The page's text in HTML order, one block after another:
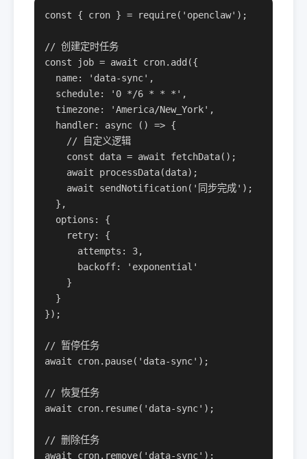
const { cron } = require('openclaw');
// 创建定时任务
const job = await cron.add({
  name: 'data-sync',
  schedule: '0 */6 * * *',
  timezone: 'America/New_York',
  handler: async () => {
    // 自定义逻辑
    const data = await fetchData();
    await processData(data);
    await sendNotification('同步完成');
  },
  options: {
    retry: {
      attempts: 3,
      backoff: 'exponential'
    }
  }
});
// 暂停任务
await cron.pause('data-sync');
// 恢复任务
await cron.resume('data-sync');
// 删除任务
await cron.remove('data-sync');